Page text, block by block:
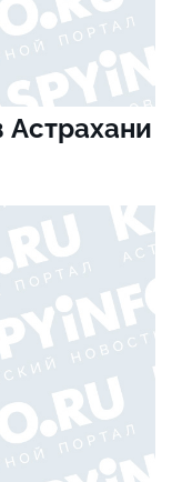
Астрахани